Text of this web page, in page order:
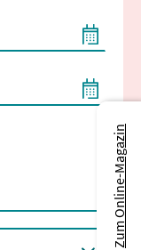
Zum Online-Magazin